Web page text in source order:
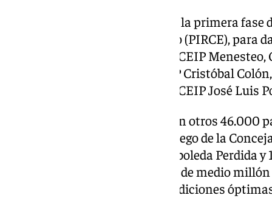
Un total de 300.000 euros para la primera fase
Centros Educativos de El Puerto (PIRCE), para
las necesidades de los colegios, CEIP
Dunas, CEIP Pinar Hondo, CEIP Cristóbal
Sericícola, CEIP Valdelagrana y CEIP José Luis
A los 300.000 euros se le añaden otros 46.000
mantenimiento con cargo al pliego de la
del PROFEA para el Ceper La Arboleda Perdida
Doña Blanca. En resumen, más de medio
escolares se encuentren en condiciones